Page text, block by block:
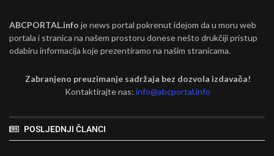
ABCPORTAL.info je news portal pokrenut idejom da u moru web
portala i stranica na našem prostoru donese nešto drukčiji pristup
odabiru informacija koje prezentiramo na našim stranicama.
Zabranjeno preuzimanje sadržaja bez dozvola izdavača!
Kontaktirajte nas:info@abcportal.info
POSLJEDNJI ČLANCI